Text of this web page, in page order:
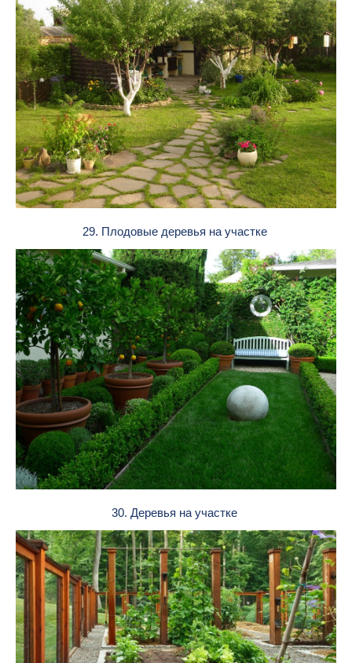
29. Плодовые деревья на участке
30. Деревья на участке